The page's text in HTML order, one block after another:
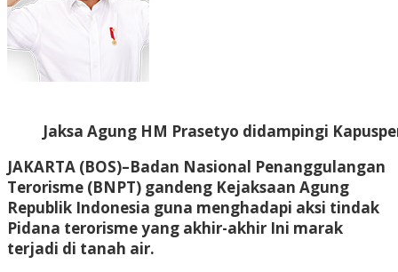
Jaksa Agung HM Prasetyo didampingi
JAKARTA (BOS)–Badan Nasional Penanggulangan
Terorisme (BNPT) gandeng Kejaksaan Agung
Republik Indonesia guna menghadapi aksi tindak
Pidana terorisme yang akhir-akhir Ini marak
terjadi di tanah air.